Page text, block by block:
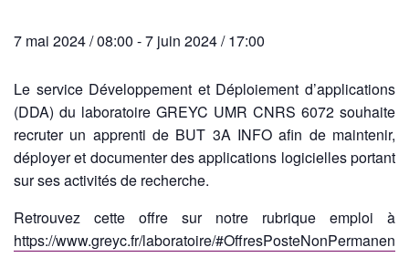
7 mai 2024 / 08:00 -7 juin 2024 / 17:00
Le service Développement et Déploiement d’applications
(DDA) du laboratoire GREYC UMR CNRS 6072 souhaite
recruter un apprenti de BUT 3A INFO afin de maintenir,
déployer et documenter des applications logicielles portant
sur ses activités de recherche.
Retrouvez cette offre sur notre rubrique emploi à
https://www.greyc.fr/laboratoire/#OffresPosteNonPermanent